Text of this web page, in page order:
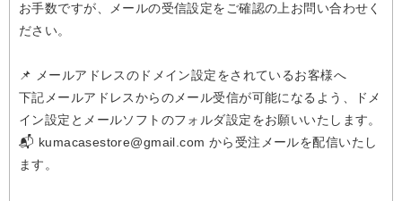
お手数ですが、メールの受信設定をご確認の上お問い合わせく
ださい。
📌 メールアドレスのドメイン設定をされているお客様へ
下記メールアドレスからのメール受信が可能になるよう、ドメ
イン設定とメールソフトのフォルダ設定をお願いいたします。
📬 kumacasestore@gmail.com から受注メールを配信いたし
ます。